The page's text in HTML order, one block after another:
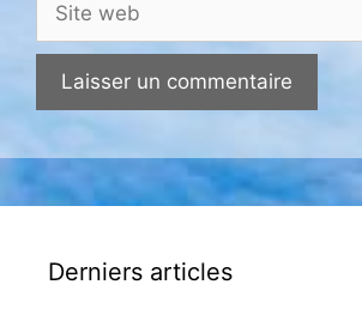
web
Derniers articles